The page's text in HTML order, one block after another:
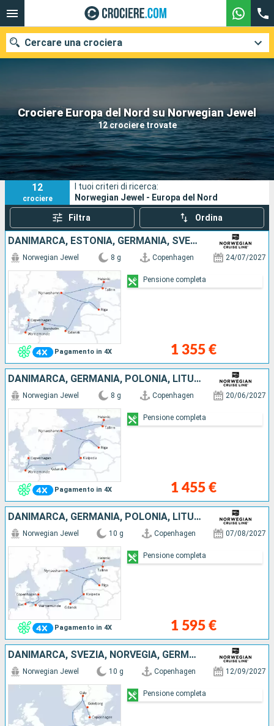
Crociere Europa del Nord su Norwegian Jewel
12 crociere trovate
Cercare una crociera
Le nostre destinazioni
Mesi di partenza
Porti Compagnie
Ricerca
12
crociere
I tuoi criteri di ricerca:
Norwegian Jewel - Europa del Nord
Filtra Ordina
DANIMARCA, ESTONIA, GERMANIA, SVEZIA, LETTONIA, FINLANDIA, POLONIA
Pagamento in 4X
Norwegian Jewel 8 g Copenhagen 24/07/2027
1 355 €
Pensione completa
DANIMARCA, GERMANIA, POLONIA, LITUANIA, LETTONIA, SVEZIA, ESTONIA, FINLANDIA
Pagamento in 4X
Norwegian Jewel 8 g Copenhagen 20/06/2027
1 455 €
Pensione completa
DANIMARCA, GERMANIA, POLONIA, LITUANIA, LETTONIA, SVEZIA, ESTONIA, FINLANDIA
Pagamento in 4X
Norwegian Jewel 10 g Copenhagen 07/08/2027
1 595 €
Pensione completa
DANIMARCA, SVEZIA, NORVEGIA, GERMANIA, PAESI BASSI, BELGIO, FRANCIA, REGNO UNITO
Norwegian Jewel 10 g Copenhagen 12/09/2027
Pensione completa